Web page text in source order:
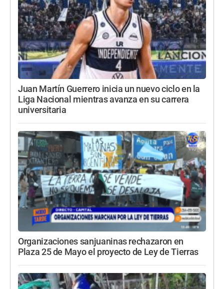
Juan Martín Guerrero inicia un nuevo ciclo en la
Liga Nacional mientras avanza en su carrera
universitaria
Organizaciones sanjuaninas rechazaron en
Plaza 25 de Mayo el proyecto de Ley de Tierras